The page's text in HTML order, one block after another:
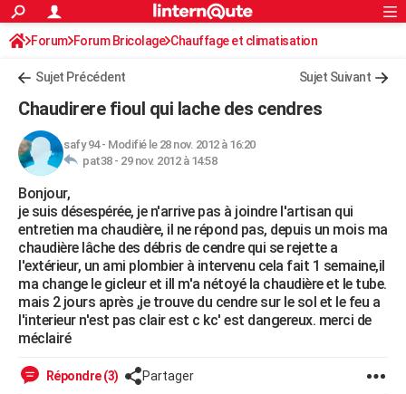
ACTUALITÉS
Politique
Société
Faits Divers
Education
Monde
Villes
+
FINANCE
Retraite
Impôts
Epargne
Immobilier
Risques naturels par ville
Banque
Assurance
Crédit
AUTO
Essais
Réserver un essai
Citadines
Berlines
SUV
Forum auto
+HIGH-TECH
Mobiles
Meilleur smartphone
Internet
Ordinateurs
Jeux vidéo
Guide high-tech
+BRICOLAGE
Forum
Aménagement intérieur
Extérieur
Cuisine
Salle de bains
Jardinage
Rangement
WEEK-END
Guides de France
Escapades
Patrimoine
Expositions
Musées
Week-end nature
+LIFESTYLE
Alimentation
Guide de la santé
Maladies
Médicaments
Sommeil
Rechercher
S'inscrire
Connexion
Forum Forum Bricolage Chauffage et climatisation
Sujet Précédent Sujet Suivant
Chaudirere fioul qui lache des cendres
safy 94- Modifié le 28 nov. 2012 à 16:20
pat38 - 29 nov. 2012 à 14:58
Bonjour,
je suis désespérée, je n'arrive pas à joindre l'artisan qui
entretien ma chaudière, il ne répond pas, depuis un mois ma
chaudière lâche des débris de cendre qui se rejette a
l'extérieur, un ami plombier à intervenu cela fait 1 semaine,il
ma change le gicleur et ill m'a nétoyé la chaudière et le tube.
mais 2 jours après ,je trouve du cendre sur le sol et le feu a
l'interieur n'est pas clair est c kc' est dangereux. merci de
méclairé
Répondre (3) Partager